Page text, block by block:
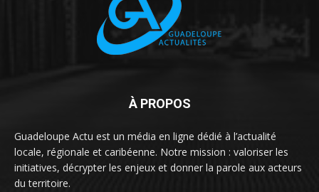
À PROPOS
Guadeloupe Actu est un média en ligne dédié à l’actualité
locale, régionale et caribéenne. Notre mission : valoriser les
initiatives, décrypter les enjeux et donner la parole aux acteurs
du territoire.